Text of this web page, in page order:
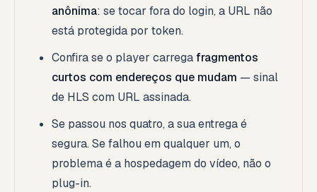
anônima: se tocar fora do login, a URL não
está protegida por token.
Confira se o player carregafragmentos
curtos com endereços que mudam — sinal
de HLS com URL assinada.
Se passou nos quatro, a sua entrega é
segura. Se falhou em qualquer um, o
problema é a hospedagem do vídeo, não o
plug-in.